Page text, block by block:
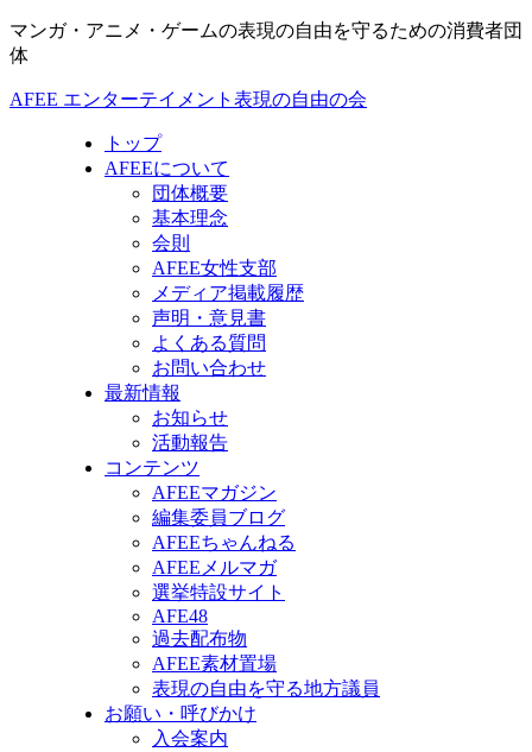
マンガ・アニメ・ゲームの表現の自由を守るための消費者団
体
AFEE エンターテイメント表現の自由の会
トップ
AFEEについて
団体概要
基本理念
会則
AFEE女性支部
メディア掲載履歴
声明・意見書
よくある質問
お問い合わせ
最新情報
お知らせ
活動報告
コンテンツ
AFEEマガジン
編集委員ブログ
AFEEちゃんねる
AFEEメルマガ
選挙特設サイト
AFE48
過去配布物
AFEE素材置場
表現の自由を守る地方議員
お願い・呼びかけ
入会案内